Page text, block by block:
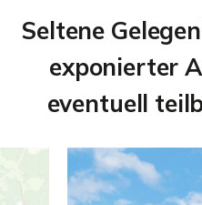
Seltene
exponierter
eventuell